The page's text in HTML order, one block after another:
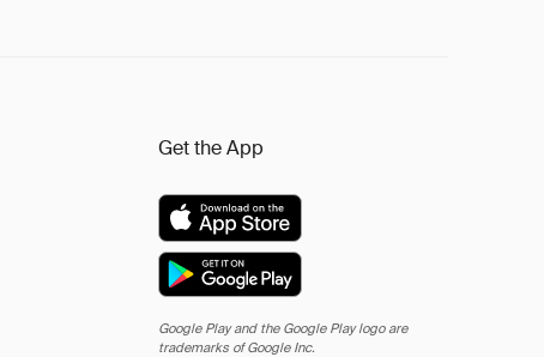
Get the App
Google Play and the Google Play logo are
trademarks of Google Inc.